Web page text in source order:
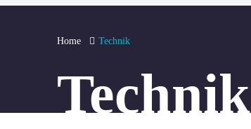
Home Technik
Technik